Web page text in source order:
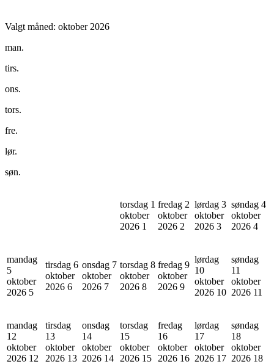
Valgt måned: oktober 2026
man.
tirs.
ons.
tors.
fre.
lør.
søn.
torsdag 1
oktober
2026 1
fredag 2
oktober
2026 2
lørdag 3
oktober
2026 3
søndag 4
oktober
2026 4
mandag
5
oktober
2026 5
tirsdag 6
oktober
2026 6
onsdag 7
oktober
2026 7
torsdag 8
oktober
2026 8
fredag 9
oktober
2026 9
lørdag
10
oktober
2026 10
søndag
11
oktober
2026 11
mandag
12
oktober
2026 12
tirsdag
13
oktober
2026 13
onsdag
14
oktober
2026 14
torsdag
15
oktober
2026 15
fredag
16
oktober
2026 16
lørdag
17
oktober
2026 17
søndag
18
oktober
2026 18